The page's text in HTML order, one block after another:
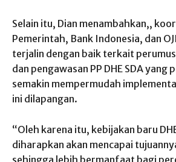
Selain itu, Dian menambahkan,,
Pemerintah, Bank Indonesia, dan
terjalin dengan baik terkait
dan pengawasan PP DHE SDA yang
semakin mempermudah
ini dilapangan.
“Oleh karena itu, kebijakan baru
diharapkan akan mencapai